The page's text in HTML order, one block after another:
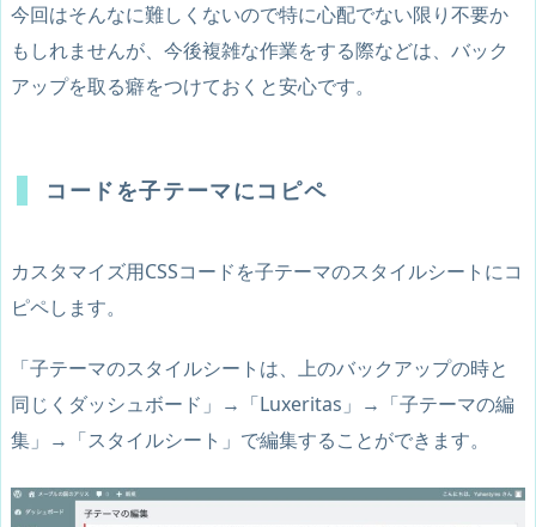
今回はそんなに難しくないので特に心配でない限り不要か
もしれませんが、今後複雑な作業をする際などは、バック
アップを取る癖をつけておくと安心です。
コードを子テーマにコピペ
カスタマイズ用CSSコードを子テーマのスタイルシートにコ
ピペします。
「子テーマのスタイルシートは、上のバックアップの時と
同じく ダッシュボード」→「Luxeritas」→「子テーマの編
集」→「スタイルシート」 で編集することができます。